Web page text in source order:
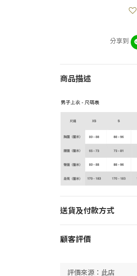
分享到
商品描述
送貨及付款方式
顧客評價